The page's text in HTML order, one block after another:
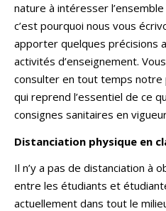
nature à intéresser
c’est pourquoi nous vous
apporter quelques précisions
activités d’enseignement.
consulter en tout temps notre
qui reprend l’essentiel de ce
consignes sanitaires en
Distanciation physique en
Il n’y a pas de distanciation à
entre les étudiants et
actuellement dans tout le